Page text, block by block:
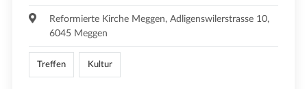
Reformierte Kirche Meggen, Adligenswilerstrasse 10,
6045 Meggen
Treffen Kultur